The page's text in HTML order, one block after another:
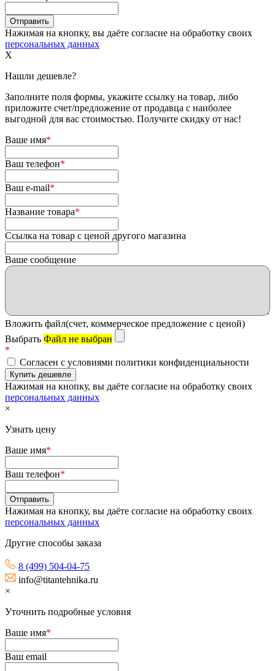
Нажимая на кнопку, вы даёте согласие на обработку своих
персональных данных
X
Нашли дешевле?
Заполните поля формы, укажите ссылку на товар, либо
приложите счет/предложение от продавца с наиболее
выгодной для вас стоимостью. Получите скидку от нас!
Ваше имя*
Ваш телефон*
Ваш e-mail*
Название товара*
Ссылка на товар с ценой другого магазина
Ваше сообщение
Вложить файл(счет, коммерческое предложение с ценой)
Выбрать Файл не выбран
*
Согласен с условиями политики конфиденциальности
Нажимая на кнопку, вы даёте согласие на обработку своих
персональных данных
×
Узнать цену
Ваше имя*
Ваш телефон*
Нажимая на кнопку, вы даёте согласие на обработку своих
персональных данных
Другие способы заказа
8 (499) 504-04-75
info@titantehnika.ru
×
Уточнить подробные условия
Ваше имя*
Ваш email